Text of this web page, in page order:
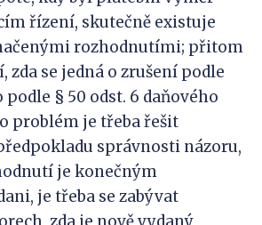
řízení, skutečně existuje
rozhodnutími; přitom
zda se jedná o zrušení podle
podle § 50 odst. 6 daňového
problém je třeba řešit
správnosti názoru,
je konečným
je třeba se zabývat